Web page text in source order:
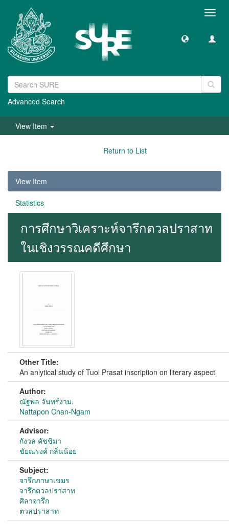
Advanced Search
View Item
Return to List
View Item
Statistics
การศึกษาวิเคราะห์จารึกตวลปราสาท
ในเชิงวรรณคดีศึกษา
Other Title:
An anlytical study of Tuol Prasat inscription on literary aspect
Author:
ณัฐพล จันทร์งาม.
Nattapon Chan-Ngam
Advisor:
กังวล คัชชิมา
ชัยณรงค์ กลิ่นน้อย
Subject:
จารึกภาษาเขมร
จารึกตวลปราสาท
ศิลาจารึก
ตวลปราสาท